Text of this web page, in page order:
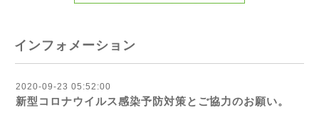
インフォメーション
2020-09-23 05:52:00
新型コロナウイルス感染予防対策とご協力のお願い。